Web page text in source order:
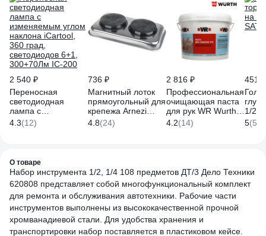
2 540 ₽
Переносная
светодиодная
лампа с
изменяемым углом
наклона iCartool,
300+70Лм IC-200
4.3(12)
736 ₽
Магнитный лоток
прямоугольный для
крепежа Arnezi
136x237 мм
R7006014
4.8(24)
2 816 ₽
Профессиональная
очищающая паста
для рук WR Wurth
ведро 11 л
1893900900043 1
4.2(14)
451 ₽
1/
5(55)
О товаре
Набор инструмента 1/2, 1/4 108 предметов ДТ/3 Дело Техники
620808 представляет собой многофункциональный комплект
для ремонта и обслуживания автотехники. Рабочие части
инструментов выполнены из высококачественной прочной
хромванадиевой стали. Для удобства хранения и
транспортировки набор поставляется в пластиковом кейсе.